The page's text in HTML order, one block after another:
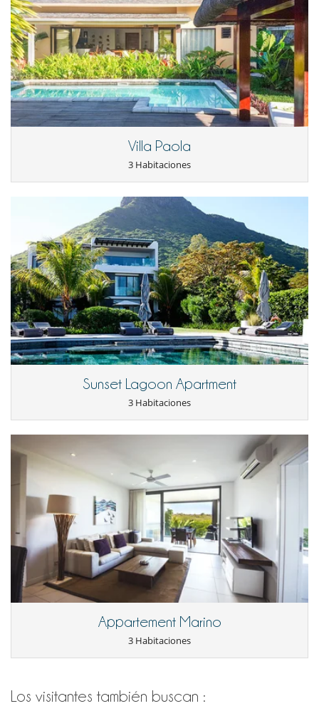
Lavavajillas
Máquina de café Nespresso
Microondas
Tetera eléctrica
Tostadora
En el exterior
Barbacoa
Cenadores a cielo abierto
Jardín
Equipos, instalaciones, eventos
Caja fuerte
Los niños son bienvenidos
Niñeras a petición
Ocios y actividades deportivas
Acceso a internet (wifi)
Piscina exterior
TV
TV por cable o satélite o internet
Para su comodidad y agrado
Aire acondicionado sólo en las habitaciones
Comedor
Veranda o terraza cubierta
Cocinero
Personal doméstico
Villa Paola
3 Habitaciones
Sunset Lagoon Apartment
3 Habitaciones
Appartement Marino
3 Habitaciones
Los visitantes también buscan :